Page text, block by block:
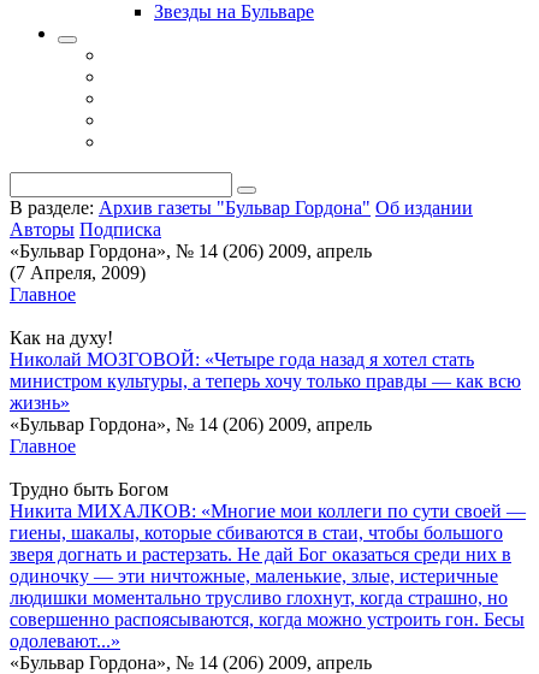
Звезды на Бульваре
В разделе: Архив газеты "Бульвар Гордона" Об издании
Авторы Подписка
«Бульвар Гордона», № 14 (206) 2009, апрель
(7 Апреля, 2009)
Главное
Как на духу!
Николай МОЗГОВОЙ: «Четыре года назад я хотел стать
министром культуры, а теперь хочу только правды — как всю
жизнь»
«Бульвар Гордона», № 14 (206) 2009, апрель
Главное
Трудно быть Богом
Никита МИХАЛКОВ: «Многие мои коллеги по сути своей —
гиены, шакалы, которые сбиваются в стаи, чтобы большого
зверя догнать и растерзать. Не дай Бог оказаться среди них в
одиночку — эти ничтожные, маленькие, злые, истеричные
людишки моментально трусливо глохнут, когда страшно, но
совершенно распоясываются, когда можно устроить гон. Бесы
одолевают...»
«Бульвар Гордона», № 14 (206) 2009, апрель